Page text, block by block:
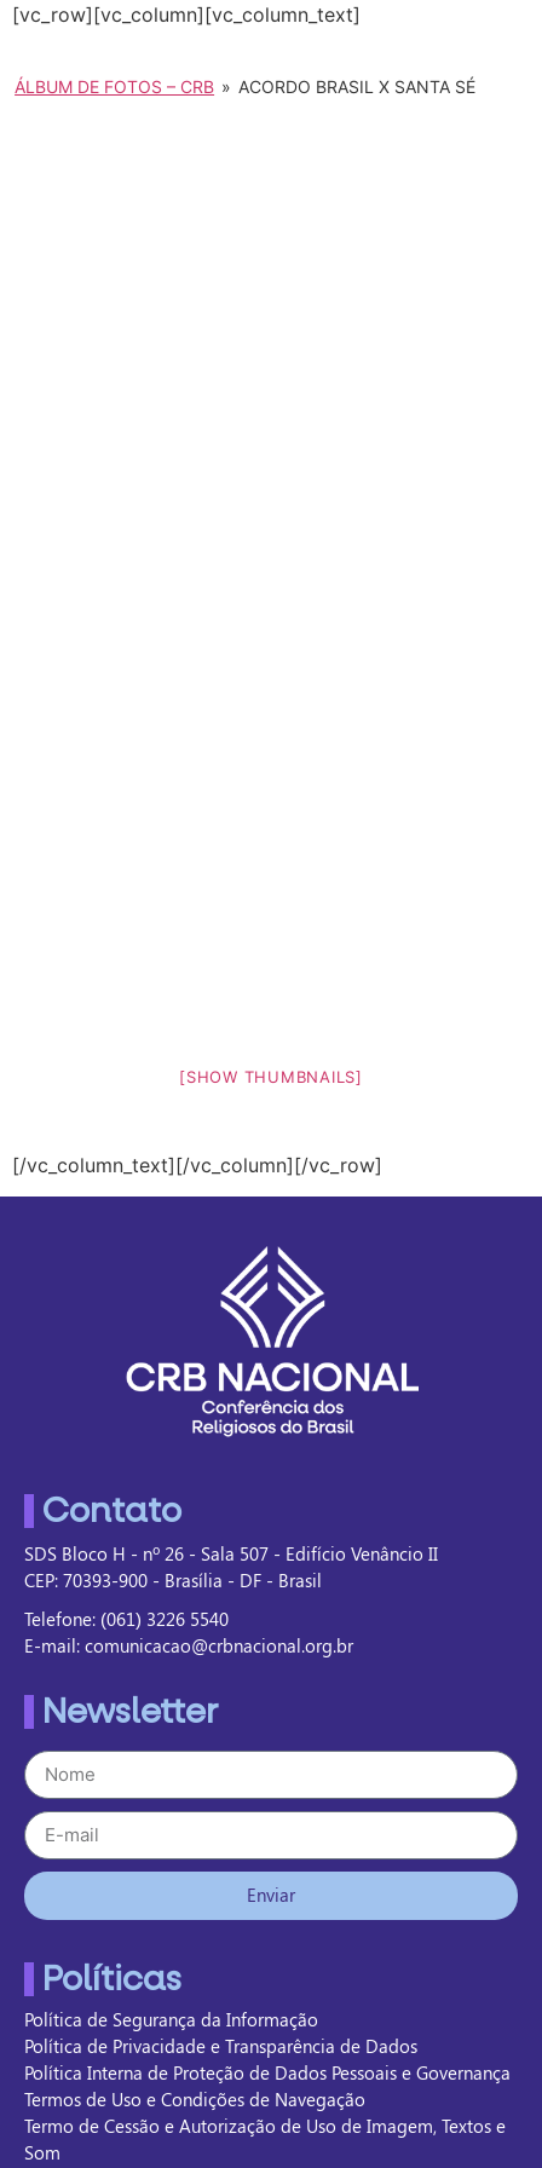
[vc_row][vc_column][vc_column_text]
ÁLBUM DE FOTOS – CRB » ACORDO BRASIL X SANTA SÉ
[SHOW THUMBNAILS]
[/vc_column_text][/vc_column][/vc_row]
Contato
SDS Bloco H - nº 26 - Sala 507 - Edifício Venâncio II
CEP: 70393-900 - Brasília - DF - Brasil
Telefone: (061) 3226 5540
E-mail: comunicacao@crbnacional.org.br
Newsletter
Enviar
Políticas
Política de Segurança da Informação
Política de Privacidade e Transparência de Dados
Política Interna de Proteção de Dados Pessoais e Governança
Termos de Uso e Condições de Navegação
Termo de Cessão e Autorização de Uso de Imagem, Textos e
Som